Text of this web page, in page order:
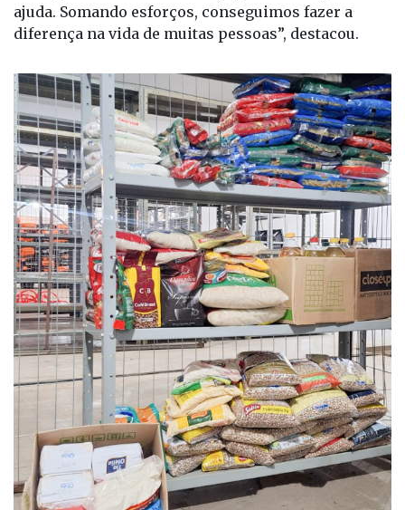
ajuda. Somando esforços, conseguimos fazer a
diferença na vida de muitas pessoas”, destacou.